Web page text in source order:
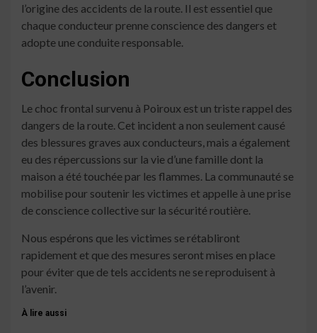
l’origine des accidents de la route. Il est essentiel que
chaque conducteur prenne conscience des dangers et
adopte une conduite responsable.
Conclusion
Le choc frontal survenu à Poiroux est un triste rappel des
dangers de la route. Cet incident a non seulement causé
des blessures graves aux conducteurs, mais a également
eu des répercussions sur la vie d’une famille dont la
maison a été touchée par les flammes. La communauté se
mobilise pour soutenir les victimes et appelle à une prise
de conscience collective sur la sécurité routière.
Nous espérons que les victimes se rétabliront
rapidement et que des mesures seront mises en place
pour éviter que de tels accidents ne se reproduisent à
l’avenir.
À lire aussi